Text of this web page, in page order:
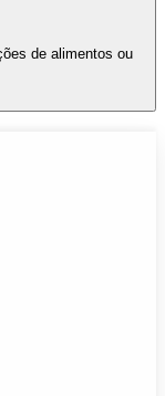
de alimentos ou